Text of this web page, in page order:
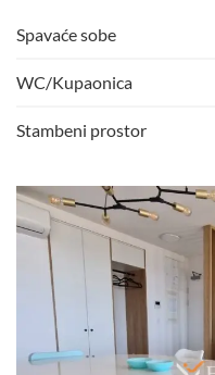
Spavaće sobe
WC/Kupaonica
Stambeni prostor